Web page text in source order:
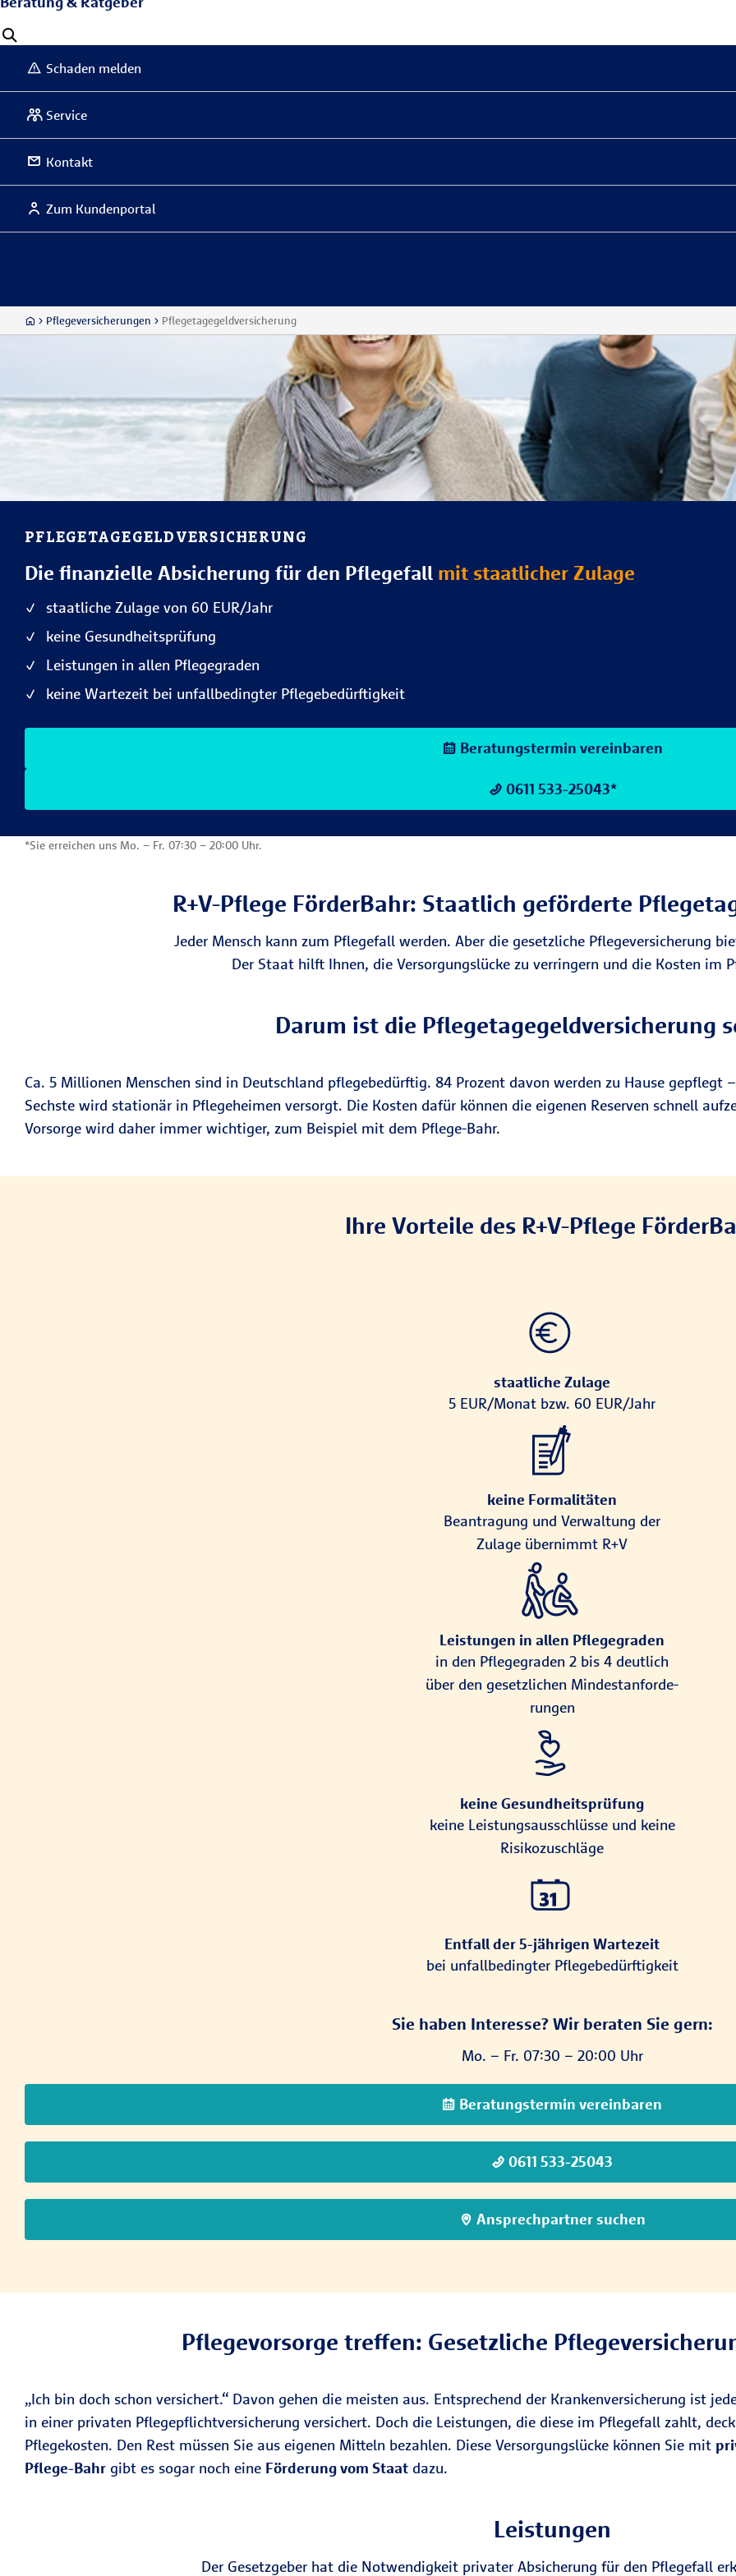
Schaden melden
Service
Kontakt
Zum Kundenportal
Pflegeversicherungen Pflegetage­geldversicherung
PFLEGETAGE­GELDVERSICHERUNG
Die finanzielle Absicherung für den Pflegefall mit staatlicher Zulage
staatliche Zulage von 60 EUR/Jahr
keine Gesundheitsprüfung
Leistungen in allen Pflegegraden
keine Wartezeit bei unfallbedingter Pflegebedürftigkeit
Beratungstermin vereinbaren
0611 533-25043*
*Sie erreichen uns Mo. – Fr. 07:30 – 20:00 Uhr.
R+V-Pflege FörderBahr: Staatlich geförderte
Jeder Mensch kann zum Pflegefall werden. Aber die gesetzliche Pflegeversicherung
Der Staat hilft Ihnen, die Versorgungslücke zu verringern und die Kosten im
Darum ist die Pflegetage­geldversicherung
Ca. 5 Millionen Menschen sind in Deutschland pflegebedürftig. 84 Prozent davon werden zu Hause
Sechste wird stationär in Pflegeheimen versorgt. Die Kosten dafür können die eigenen Reserven schnell
Vorsorge wird daher immer wichtiger, zum Beispiel mit dem Pflege-Bahr.
Ihre Vorteile des R+V-Pflege
staatliche Zulage
5 EUR/Monat bzw. 60 EUR/Jahr
keine Formalitäten
Beantragung und Verwaltung der
Zulage übernimmt R+V
Leistungen in allen Pflegegraden
in den Pflege­graden 2 bis 4 deut­lich
über den gesetz­lichen Min­dest­an­for­de­
rungen
keine Gesundheitsprüfung
keine Leistungsausschlüsse und keine
Risikozuschläge
Entfall der 5-jährigen Wartezeit
bei unfallbedingter Pflegebedürftigkeit
Sie haben Interesse? Wir beraten Sie gern:
Mo. – Fr. 07:30 – 20:00 Uhr
Beratungstermin vereinbaren
0611 533-25043
Ansprechpartner suchen
Pflegevorsorge treffen: Gesetzliche
„Ich bin doch schon versichert.“ Davon gehen die meisten aus. Entsprechend der Krankenversicherung ist
in einer privaten Pflegepflichtversicherung versichert. Doch die Leistungen, die diese im Pflegefall zahlt,
Pflegekosten. Den Rest müssen Sie aus eigenen Mitteln bezahlen. Diese Versorgungslücke können Sie mit
Pflege-Bahr gibt es sogar noch eine Förderung vom Staat dazu.
Leistungen
Der Gesetzgeber hat die Notwendigkeit privater Absicherung für den Pflegefall